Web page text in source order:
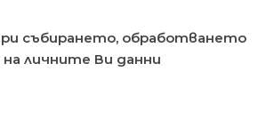
събирането, обработването
личните Ви данни